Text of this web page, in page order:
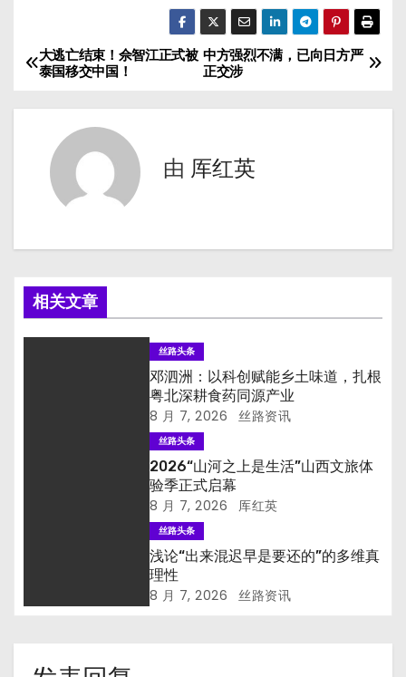
文
章
航
中方强烈不满，已向日方严
正交涉
大逃亡结束！佘智江正式被
泰国移交中国！
由 厍红英
相关文章
丝路头条
邓泗洲：以科创赋能乡土味道，扎根
粤北深耕食药同源产业
8 月 7, 2026 丝路资讯
丝路头条
2026“山河之上是生活”山西文旅体
验季正式启幕
8 月 7, 2026 厍红英
丝路头条
浅论“出来混迟早是要还的”的多维真
理性
8 月 7, 2026 丝路资讯